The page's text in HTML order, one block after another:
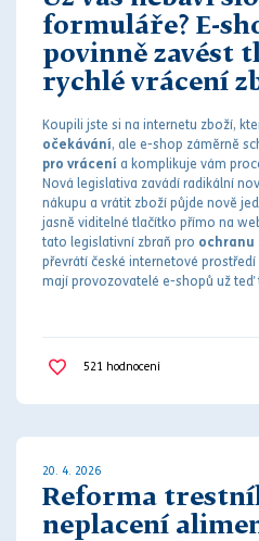
formuláře? E-
povinně zavést
rychlé vrácení
Koupili jste si na internetu zboží,
očekávání, ale e-shop záměrně
pro vrácení a komplikuje vám
Nová legislativa zavádí radikální
nákupu a vrátit zboží půjde nově
jasně viditelné tlačítko přímo na
tato legislativní zbraň pro ochranu
převrátí české internetové prostředí
mají provozovatelé e-shopů už teď
521 hodnocení
20. 4. 2026
Reforma
neplacení